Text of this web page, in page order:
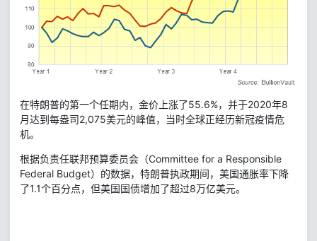
在特朗普的第一个任期内，金价上涨了55.6%，并于2020年8
月达到每盎司2,075美元的峰值，当时全球正经历新冠疫情危
机。
根据负责任联邦预算委员会（Committee for a Responsible
Federal Budget）的数据，特朗普执政期间，美国通胀率下降
了1.1个百分点，但美国国债增加了超过8万亿美元。